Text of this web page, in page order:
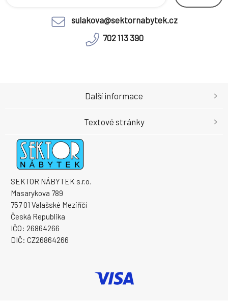
sulakova@sektornabytek.cz
702 113 390
SEKTOR NÁBYTEK s.r.o.
Masarykova 789
757 01 Valašské Meziříčí
Česká Republika
IČO: 26864266
DIČ: CZ26864266
Další informace
Textové stránky